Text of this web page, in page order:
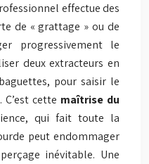
effectue des
de « grattage » ou de
progressivement le
deux extracteurs en
pour saisir le
cette maîtrise du
qui fait toute la
peut endommager
inévitable. Une